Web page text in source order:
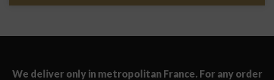
We deliver only in metropolitan France. For any order